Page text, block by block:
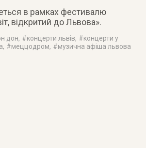
в рамках фестивалю
відкритий до Львова».
дон, #концерти львів, #концерти у
, #меццодром, #музична афіша львова